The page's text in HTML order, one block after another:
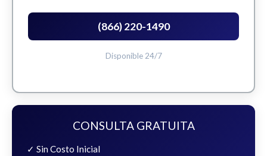
(866) 220-1490
Disponible 24/7
CONSULTA GRATUITA
✓ Sin Costo Inicial